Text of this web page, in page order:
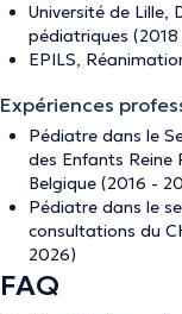
Université de Lille,
pédiatriques
EPILS,
Expériences
Pédiatre dans le
des Enfants Reine
Belgique (2016 -
Pédiatre dans le
consultations du
2026)
FAQ